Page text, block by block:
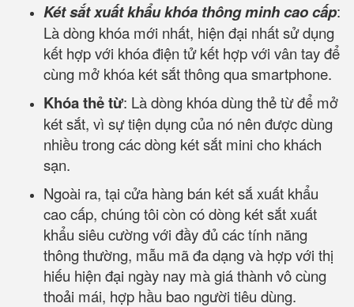
Két sắt xuất khẩu khóa thông minh cao cấp:
Là dòng khóa mới nhất, hiện đại nhất sử dụng
kết hợp với khóa điện tử kết hợp với vân tay để
cùng mở khóa két sắt thông qua smartphone.
Khóa thẻ từ: Là dòng khóa dùng thẻ từ để mở
két sắt, vì sự tiện dụng của nó nên được dùng
nhiều trong các dòng két sắt mini cho khách
sạn.
Ngoài ra, tại cửa hàng bán két sắ xuất khẩu
cao cấp, chúng tôi còn có dòng két sắt xuất
khẩu siêu cường với đầy đủ các tính năng
thông thường, mẫu mã đa dạng và hợp với thị
hiếu hiện đại ngày nay mà giá thành vô cùng
thoải mái, hợp hầu bao người tiêu dùng.